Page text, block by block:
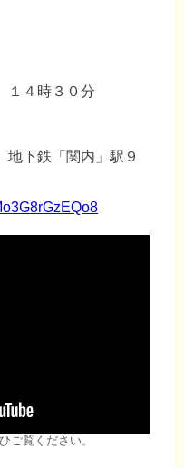
４時３０分
地下鉄「関内」駅９
ご覧ください。